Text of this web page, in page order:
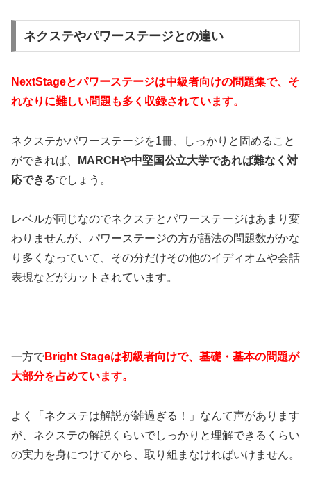
ネクステやパワーステージとの違い
NextStageとパワーステージは中級者向けの問題集で、そ
れなりに難しい問題も多く収録されています。
ネクステかパワーステージを1冊、しっかりと固めること
ができれば、
MARCHや中堅国公立大学であれば難なく対
応できるでしょう。
レベルが同じなのでネクステとパワーステージはあまり変
わりませんが、パワーステージの方が語法の問題数がかな
り多くなっていて、その分だけその他のイディオムや会話
表現などがカットされています。
一方でBright Stageは初級者向けで、基礎・基本の問題が
大部分を占めています。
よく「ネクステは解説が雑過ぎる！」なんて声があります
が、ネクステの解説くらいでしっかりと理解できるくらい
の実力を身につけてから、取り組まなければいけません。